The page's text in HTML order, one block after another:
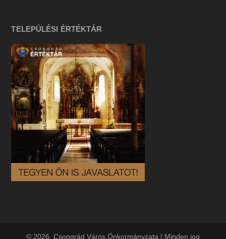
TELEPÜLÉSI ÉRTÉKTÁR
© 2026. Csongrád Város Önkormányzata | Minden jog